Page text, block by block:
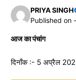
PRIYA SINGH
Published on -
आज का पंचांग
दिनाँक :- 5 अप्रैल